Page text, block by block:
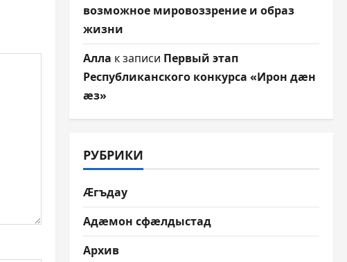
возможное мировоззрение и образ
жизни
Алла к записи Первый этап
Республиканского конкурса «Ирон дæн
æз»
РУБРИКИ
Æгъдау
Адæмон сфæлдыстад
Архив